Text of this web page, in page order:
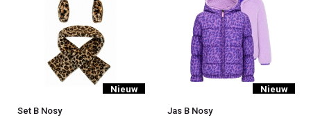
Kinderkleding
Nieuw
Set B Nosy
Nieuw
Jas B Nosy